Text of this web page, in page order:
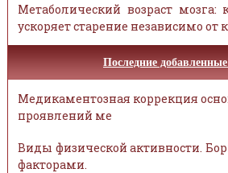
Метаболический возраст мозга:
ускоряет старение независимо
Последние
Медикаментозная коррекция
проявлений ме
Виды физической активности.
факторами.